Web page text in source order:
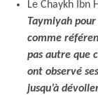
Le Chaykh Ibn
Taymiyah
comme
pas autre que
ont observé
jusqu’à